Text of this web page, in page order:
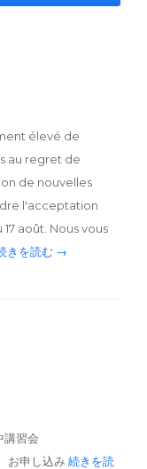
élevé de
au regret de
de nouvelles
l'acceptation
août. Nous vous
きを読む →
習会
申し込み続きを読